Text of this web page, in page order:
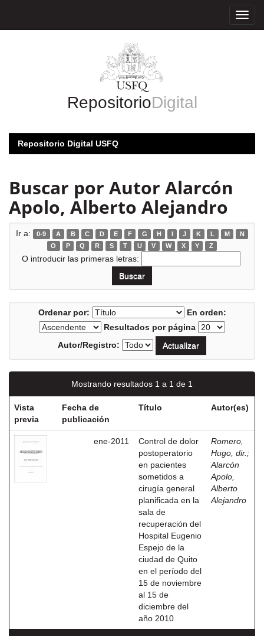
RepositorioDigital
Repositorio Digital USFQ
Buscar por Autor Alarcón
Apolo, Alberto Alejandro
Ir a: 0-9 A B C D E F G H I J K L M
N
O
P Q R S T U V W X Y Z
O introducir las primeras letras:
Ordenar por:
En orden:
Resultados por página
Autor/Registro:
Mostrando resultados 1 a 1 de 1
Vista
previa
Fecha de
publicación
Título Autor(es)
ene-2011
Control de dolor
postoperatorio
en pacientes
sometidos a
cirugía general
planificada en la
sala de
recuperación del
Hospital Eugenio
Espejo de la
ciudad de Quito
en el período del
15 de noviembre
al 15 de
diciembre del
año 2010
Romero,
Hugo, dir. ;
Alarcón
Apolo,
Alberto
Alejandro